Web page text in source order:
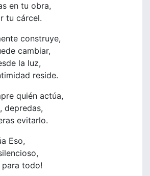
en tu obra,
tu cárcel.
construye,
cambiar,
la luz,
reside.
quién actúa,
depredas,
evitarlo.
Eso,
para todo!